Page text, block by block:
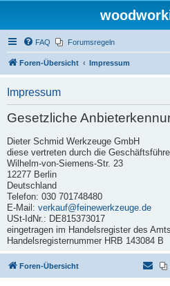
FAQ Forumsregeln
Foren-Übersicht Impressum
Impressum
Gesetzliche
Dieter Schmid Werkzeuge GmbH
diese vertreten durch die
Wilhelm-von-Siemens-Str. 23
12277 Berlin
Deutschland
Telefon: 030 701748480
E-Mail: verkauf@feinewerkzeuge.de
USt-IdNr.: DE815373017
eingetragen im Handelsregister des
Handelsregisternummer HRB 143084 B
Foren-Übersicht